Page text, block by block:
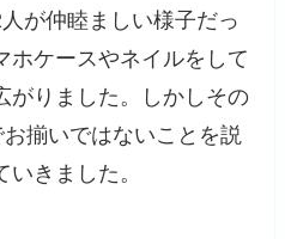
が仲睦ましい様子だっ
ホケースやネイルをして
がりました。しかしその
揃いではないことを説
きました。